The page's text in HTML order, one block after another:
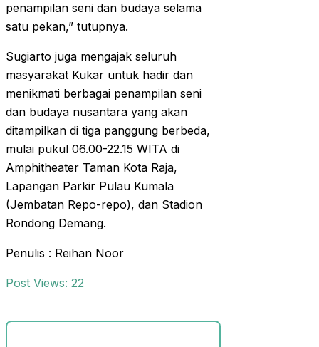
penampilan seni dan budaya selama
satu pekan,” tutupnya.
Sugiarto juga mengajak seluruh
masyarakat Kukar untuk hadir dan
menikmati berbagai penampilan seni
dan budaya nusantara yang akan
ditampilkan di tiga panggung berbeda,
mulai pukul 06.00-22.15 WITA di
Amphitheater Taman Kota Raja,
Lapangan Parkir Pulau Kumala
(Jembatan Repo-repo), dan Stadion
Rondong Demang.
Penulis : Reihan Noor
Post Views: 22